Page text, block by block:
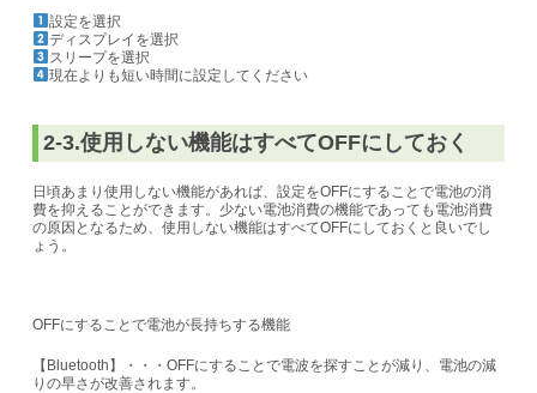
設定を選択
ディスプレイを選択
スリープを選択
現在よりも短い時間に設定してください
2-3.使用しない機能はすべてOFFにしておく
日頃あまり使用しない機能があれば、設定をOFFにすることで電池の消
費を抑えることができます。 少ない電池消費の機能であっても電池消費
の原因となるため、使用しない機能はすべてOFFにしておくと良いでし
ょう。
OFFにすることで電池が長持ちする機能
【Bluetooth】・・・OFFにすることで電波を探すことが減り、電池の減
りの早さが改善されます。